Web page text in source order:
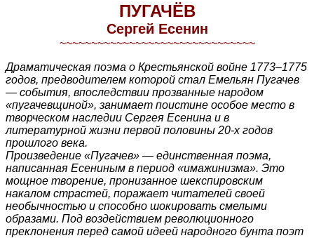
ПУГАЧЁВ
Сергей Есенин
~~~~~~~~~~~~~~~~~~~~~~~~~~~~~~~
Драматическая поэма о Крестьянской войне 1773–1775
годов, предводителем которой стал Емельян Пугачев
— события, впоследствии прозванные народом
«пугачевщиной», занимает поистине особое место в
творческом наследии Сергея Есенина и в
литературной жизни первой половины 20-х годов
прошлого века.
Произведение «Пугачев» — единственная поэма,
написанная Есениным в период «имажинизма». Это
мощное творение, пронизанное шекспировским
накалом страстей, поражает читателей своей
необычностью и способно шокировать смелыми
образами. Под воздействием революционного
преклонения перед самой идеей народного бунта поэт